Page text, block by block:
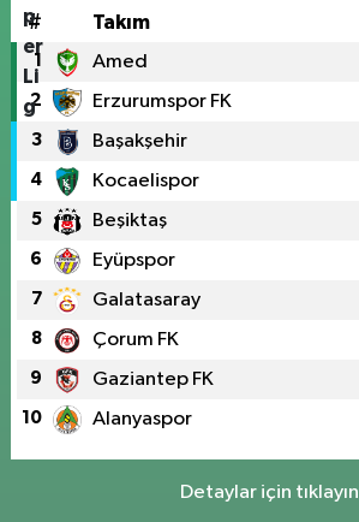
# Takım
1 Amed
2 Erzurumspor FK
3 Başakşehir
4 Kocaelispor
5 Beşiktaş
6 Eyüpspor
7 Galatasaray
8 Çorum FK
9 Gaziantep FK
10 Alanyaspor
Detaylar için tıklayın